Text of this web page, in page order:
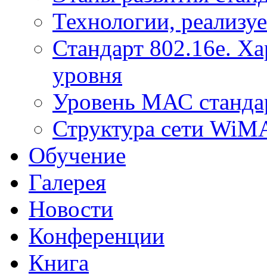
Технологии,
Стандарт 802.16е.
уровня
Уровень МАС
Структура сети
Обучение
Галерея
Новости
Конференции
Книга